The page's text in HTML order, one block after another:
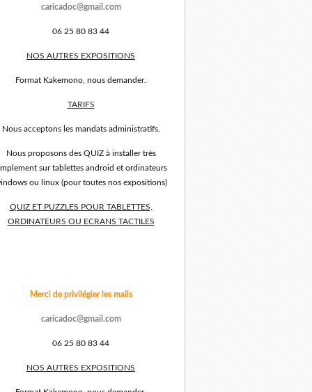
caricadoc@gmail.com
06 25 80 83 44
NOS AUTRES EXPOSITIONS
Format Kakemono, nous demander.
TARIFS
Nous acceptons les mandats administratifs.
Nous proposons des QUIZ à installer très
sur tablettes android et ordinateurs
ou linux (pour toutes nos expositions)
QUIZ ET PUZZLES POUR TABLETTES,
ORDINATEURS OU ECRANS TACTILES
Merci de privilégier les mails
caricadoc@gmail.com
06 25 80 83 44
NOS AUTRES EXPOSITIONS